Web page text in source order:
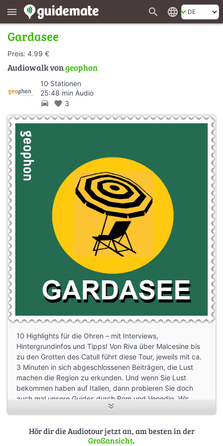
menu search language
Gardasee
Preis: 4.99 €
Audiowalk vongeophon
10 Stationen
25:48 min Audio
directions_car favorite 3
10 Highlights für die Ohren – mit Interviews,
Hintergrundinfos und Tipps! Von Riva über Malcesine bis
zu den Grotten des Catull führt diese Tour, jeweils mit ca.
3 Minuten in sich abgeschlossenen Beiträgen, die Lust
machen die Region zu erkunden. Und wenn Sie Lust
bekommen haben auf Italien, dann probieren Sie doch
auch mal unsere Guides durch Rom und Venedig. Wir
Audioguide: Gardasee
Autoren: Matthias Morgenroth und Bettina Bünker
Hör dir die Audiotour jetzt an, am besten in der
Großansicht.